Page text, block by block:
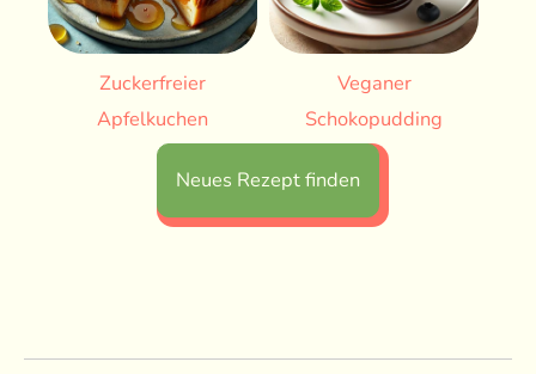
Zuckerfreier
Apfelkuchen
Veganer
Schokopudding
Neues Rezept finden